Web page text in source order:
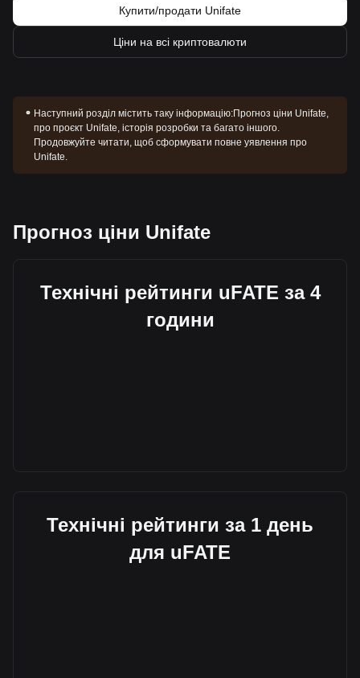
Купити/продати Unifate
Ціни на всі криптовалюти
Наступний розділ містить таку інформацію:Прогноз ціни Unifate,
про проєкт Unifate, історія розробки та багато іншого.
Продовжуйте читати, щоб сформувати повне уявлення про
Unifate.
Прогноз ціни Unifate
Технічні рейтинги uFATE за 4
години
Технічні рейтинги за 1 день
для uFATE